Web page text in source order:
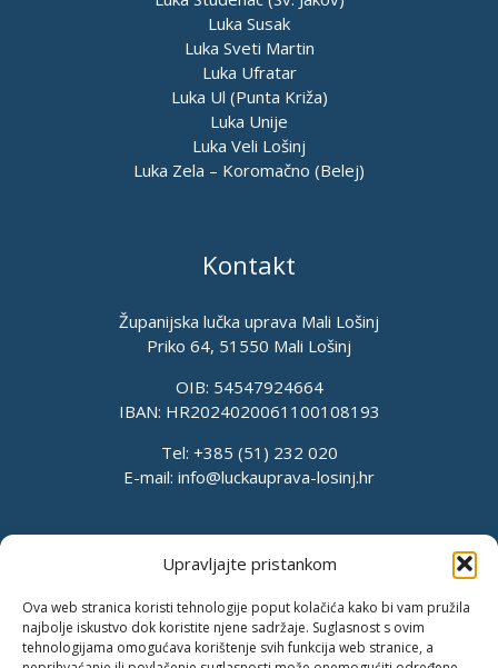
Upravljajte pristankom
Ova web stranica koristi tehnologije poput kolačića kako bi vam pružila
najbolje iskustvo dok koristite njene sadržaje. Suglasnost s ovim
tehnologijama omogućava korištenje svih funkcija web stranice, a
Luka Susak
Luka Sveti Martin
Luka Ufratar
Luka Ul (Punta Križa)
Luka Unije
Luka Veli Lošinj
Luka Zela – Koromačno (Belej)
Kontakt
Županijska lučka uprava Mali Lošinj
Priko 64, 51550 Mali Lošinj
OIB: 54547924664
IBAN: HR2024020061100108193
Tel: +385 (51) 232 020
E-mail: info@luckauprava-losinj.hr